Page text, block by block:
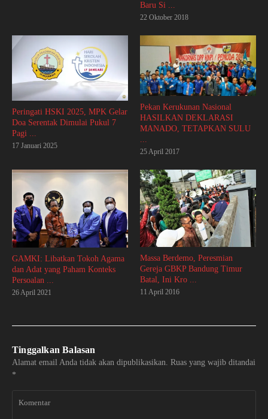
Baru Si ...
22 Oktober 2018
Peringati HSKI 2025, MPK Gelar
Doa Serentak Dimulai Pukul 7
Pagi ...
17 Januari 2025
Pekan Kerukunan Nasional
HASILKAN DEKLARASI
MANADO, TETAPKAN SULU
...
25 April 2017
GAMKI: Libatkan Tokoh Agama
dan Adat yang Paham Konteks
Persoalan ...
26 April 2021
Massa Berdemo, Peresmian
Gereja GBKP Bandung Timur
Batal, Ini Kro ...
11 April 2016
Tinggalkan Balasan
Alamat email Anda tidak akan dipublikasikan. Ruas yang wajib ditandai
*